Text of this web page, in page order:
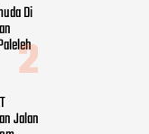
Di
Jalan